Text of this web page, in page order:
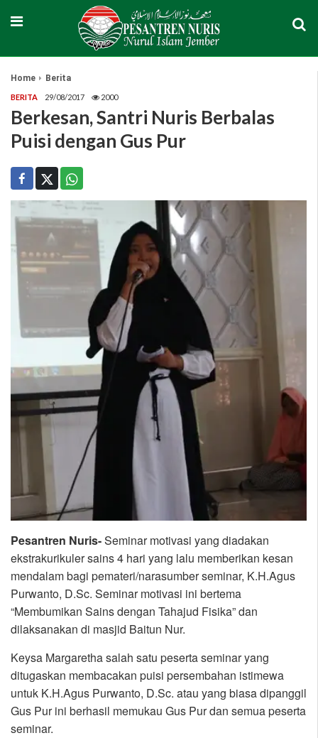
Home Berita
BERITA 29/08/2017 2000
Berkesan, Santri Nuris Berbalas
Puisi dengan Gus Pur
Pesantren Nuris-Seminar motivasi yang diadakan
ekstrakurikuler sains 4 hari yang lalu memberikan kesan
mendalam bagi pemateri/narasumber seminar, K.H.Agus
Purwanto, D.Sc. Seminar motivasi ini bertema
“Membumikan Sains dengan Tahajud Fisika” dan
dilaksanakan di masjid Baitun Nur.
Keysa Margaretha salah satu peserta seminar yang
ditugaskan membacakan puisi persembahan istimewa
untuk K.H.Agus Purwanto, D.Sc. atau yang biasa dipanggil
Gus Pur ini berhasil memukau Gus Pur dan semua peserta
seminar.